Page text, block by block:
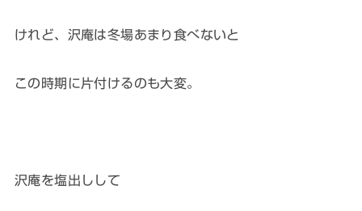
けれど、沢庵は冬場あまり食べないと
この時期に片付けるのも大変。
沢庵を塩出しして